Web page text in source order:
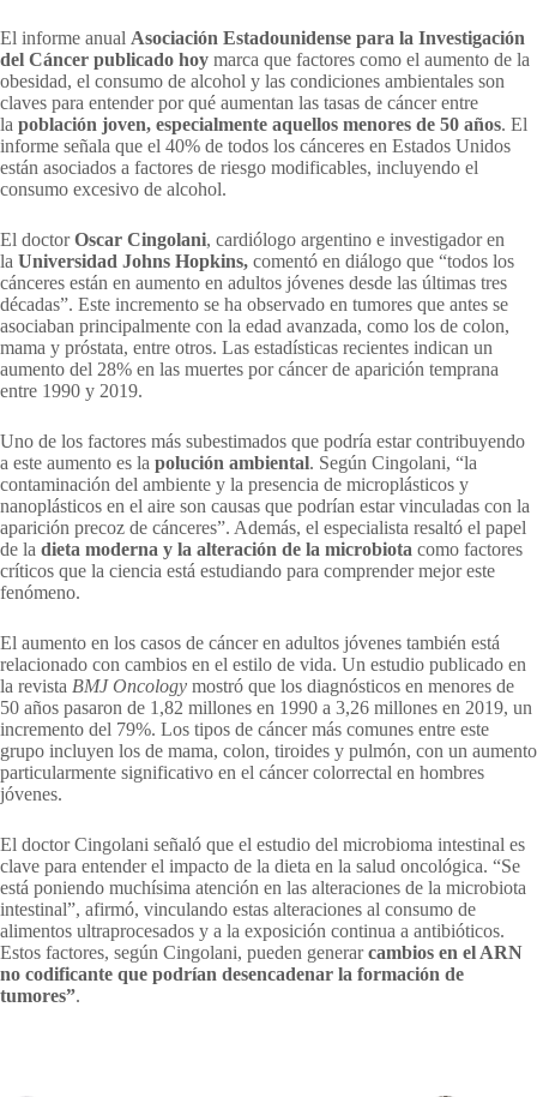
El informe anual Asociación Estadounidense para la Investigación
del Cáncer publicado hoy marca que factores como el aumento de la
obesidad, el consumo de alcohol y las condiciones ambientales son
claves para entender por qué aumentan las tasas de cáncer entre
la población joven, especialmente aquellos menores de 50 años. El
informe señala que el 40% de todos los cánceres en Estados Unidos
están asociados a factores de riesgo modificables, incluyendo el
consumo excesivo de alcohol.
El doctorOscar Cingolani, cardiólogo argentino e investigador en
la Universidad Johns Hopkins, comentó en diálogo que “todos los
cánceres están en aumento en adultos jóvenes desde las últimas tres
décadas”. Este incremento se ha observado en tumores que antes se
asociaban principalmente con la edad avanzada, como los de colon,
mama y próstata, entre otros. Las estadísticas recientes indican un
aumento del 28% en las muertes por cáncer de aparición temprana
entre 1990 y 2019.
Uno de los factores más subestimados que podría estar contribuyendo
a este aumento es la polución ambiental. Según Cingolani, “la
contaminación del ambiente y la presencia de microplásticos y
nanoplásticos en el aire son causas que podrían estar vinculadas con la
aparición precoz de cánceres”. Además, el especialista resaltó el papel
de la dieta moderna y la alteración de la microbiota como factores
críticos que la ciencia está estudiando para comprender mejor este
fenómeno.
El aumento en los casos de cáncer en adultos jóvenes también está
relacionado con cambios en el estilo de vida. Un estudio publicado en
la revista BMJ Oncology mostró que los diagnósticos en menores de
50 años pasaron de 1,82 millones en 1990 a 3,26 millones en 2019, un
incremento del 79%. Los tipos de cáncer más comunes entre este
grupo incluyen los de mama, colon, tiroides y pulmón, con un aumento
particularmente significativo en el cáncer colorrectal en hombres
jóvenes.
El doctor Cingolani señaló que el estudio del microbioma intestinal es
clave para entender el impacto de la dieta en la salud oncológica. “Se
está poniendo muchísima atención en las alteraciones de la microbiota
intestinal”, afirmó, vinculando estas alteraciones al consumo de
alimentos ultraprocesados y a la exposición continua a antibióticos.
Estos factores, según Cingolani, pueden generarcambios en el ARN
no codificante que podrían desencadenar la formación de
tumores”.